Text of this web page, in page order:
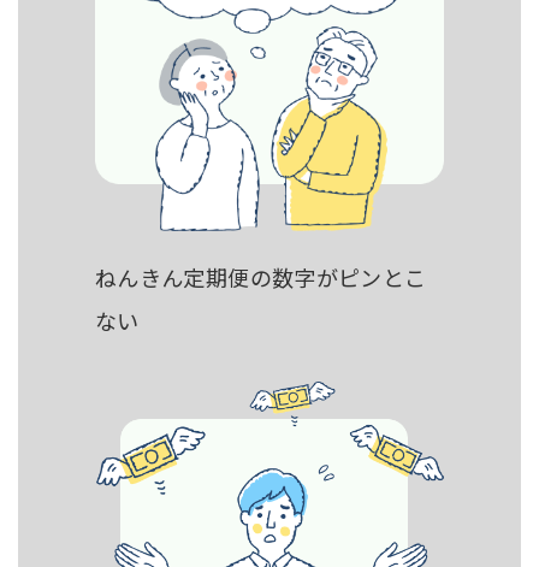
ねんきん定期便の数字がピンとこ
ない